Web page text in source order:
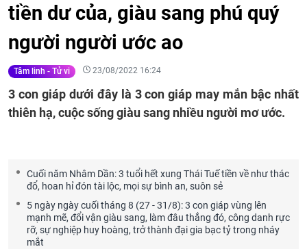
tiền dư của, giàu sang phú quý
người người ước ao
Tâm linh - Tử vi 23/08/2022 16:24
3 con giáp dưới đây là 3 con giáp may mắn bậc nhất
thiên hạ, cuộc sống giàu sang nhiều người mơ ước.
Cuối năm Nhâm Dần: 3 tuổi hết xung Thái Tuế tiền về như thác
đổ, hoan hỉ đón tài lộc, mọi sự bình an, suôn sẻ
5 ngày ngày cuối tháng 8 (27 - 31/8): 3 con giáp vùng lên
mạnh mẽ, đổi vận giàu sang, làm đâu thắng đó, công danh rực
rỡ, sự nghiệp huy hoàng, trở thành đại gia bạc tỷ trong nháy
mắt